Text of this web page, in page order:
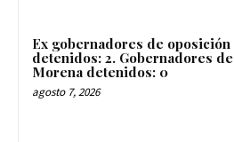
Ex gobernadores de oposición
detenidos: 2. Gobernadores de
Morena detenidos: 0
agosto 7, 2026